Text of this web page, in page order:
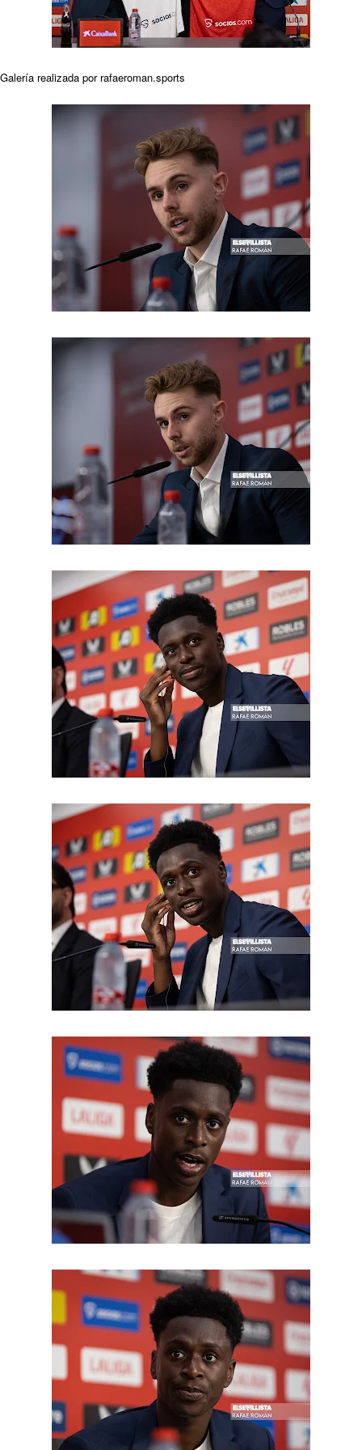
Kochorashvili, seria opción para reforzar el centro
del campo sevillista
Oso es el siguiente en la lista para salir
Banquillos confirmados: así queda la cantera del
Sevilla Femenino para la 2026/27
Galería realizada por rafaeroman.sports